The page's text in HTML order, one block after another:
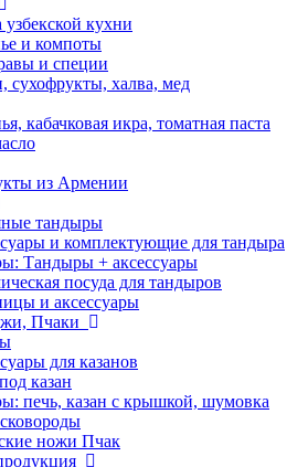
кухни
и компоты
и специи
сухофрукты, халва, мед
кабачковая икра, томатная паста
из Армении
тандыры
и комплектующие для тандыра
Тандыры + аксессуары
посуда для тандыров
и аксессуары
Пчаки
для казанов
казан
печь, казан с крышкой, шумовка
ножи Пчак